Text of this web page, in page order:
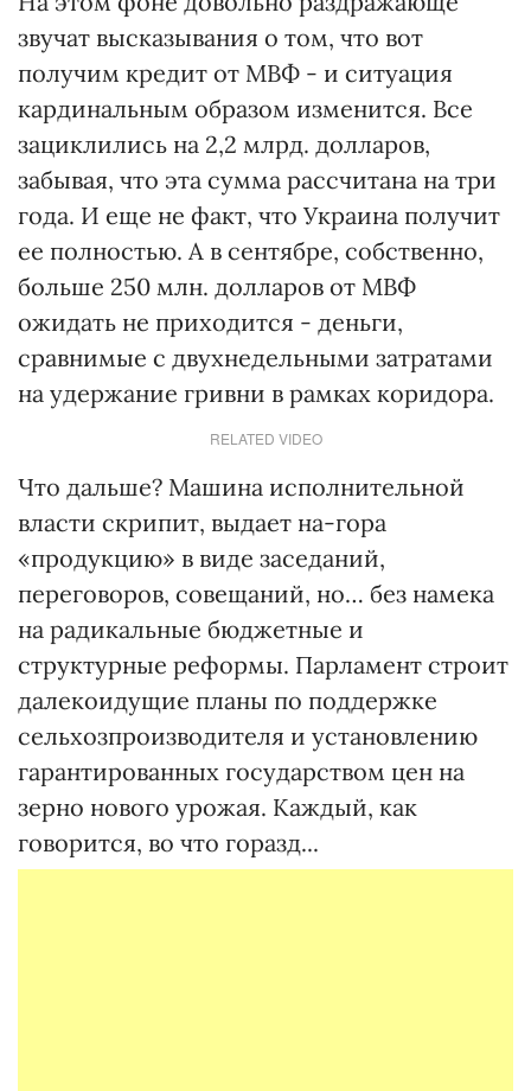
звучат высказывания о том, что вот
получим кредит от МВФ - и ситуация
кардинальным образом изменится. Все
зациклились на 2,2 млрд. долларов,
забывая, что эта сумма рассчитана на три
года. И еще не факт, что Украина получит
ее полностью. А в сентябре, собственно,
больше 250 млн. долларов от МВФ
ожидать не приходится - деньги,
сравнимые с двухнедельными затратами
на удержание гривни в рамках коридора.
RELATED VIDEO
Что дальше? Машина исполнительной
власти скрипит, выдает на-гора
«продукцию» в виде заседаний,
переговоров, совещаний, но… без намека
на радикальные бюджетные и
структурные реформы. Парламент строит
далекоидущие планы по поддержке
сельхозпроизводителя и установлению
гарантированных государством цен на
зерно нового урожая. Каждый, как
говорится, во что горазд...